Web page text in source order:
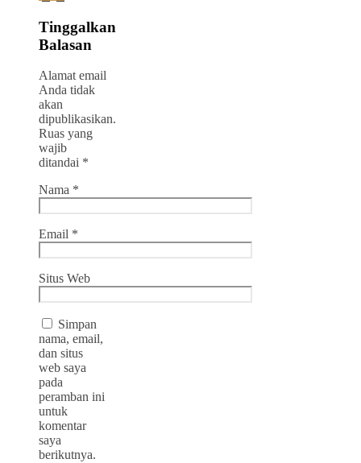
Tinggalkan
Balasan
Alamat email
Anda tidak
akan
dipublikasikan.
Ruas yang
wajib
ditandai *
Nama *
Email *
Situs Web
Simpan
nama, email,
dan situs
web saya
pada
peramban ini
untuk
komentar
saya
berikutnya.